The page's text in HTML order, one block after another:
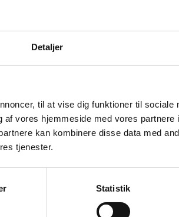
Detaljer
til at vise dig funktioner til sociale
vores hjemmeside med vores partnere
kan kombinere disse data med
tjenester.
Statistik
er
Ikonisk spisebordsstol af den
designer fra FDB tegnestuen –…